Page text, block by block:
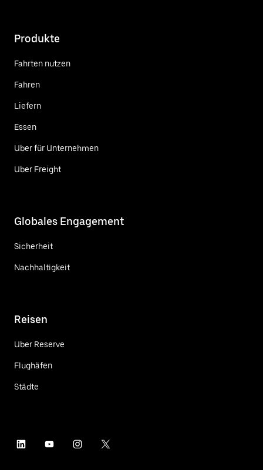
Produkte
Fahrten nutzen
Fahren
Liefern
Essen
Uber für Unternehmen
Uber Freight
Globales Engagement
Sicherheit
Nachhaltigkeit
Reisen
Uber Reserve
Flughäfen
Städte